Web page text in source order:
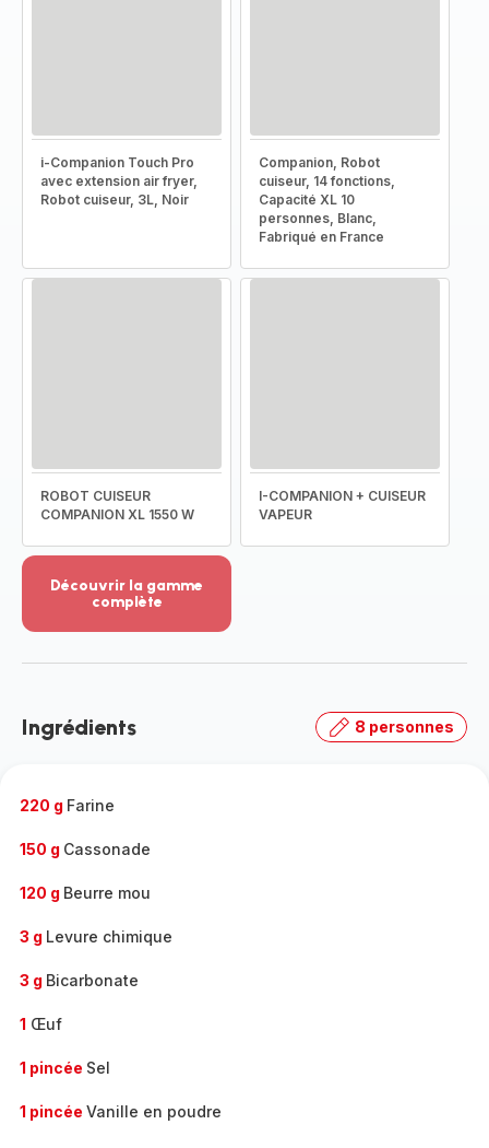
i-Companion Touch Pro
avec extension air fryer,
Robot cuiseur, 3L, Noir
Companion, Robot
cuiseur, 14 fonctions,
Capacité XL 10
personnes, Blanc,
Fabriqué en France
ROBOT CUISEUR
COMPANION XL 1550 W
I-COMPANION + CUISEUR
VAPEUR
Découvrir la gamme
complète
-
gamme
Ingrédients 8 personnes
220 g Farine
150 g Cassonade
120 g Beurre mou
3 g Levure chimique
3 g Bicarbonate
1 Œuf
1 pincée Sel
1 pincée Vanille en poudre